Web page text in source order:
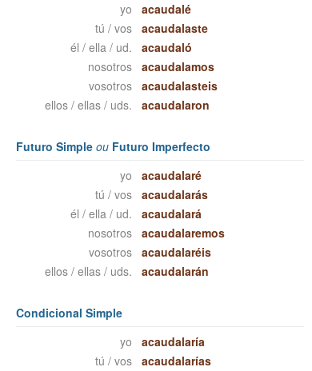
yo
acaudalé
tú / vos
acaudalaste
él / ella / ud.
acaudaló
nosotros
acaudalamos
vosotros
acaudalasteis
ellos / ellas / uds.
acaudalaron
Futuro Simpleou Futuro Imperfecto
yo
acaudalaré
tú / vos
acaudalarás
él / ella / ud.
acaudalará
nosotros
acaudalaremos
vosotros
acaudalaréis
ellos / ellas / uds.
acaudalarán
Condicional Simple
yo
acaudalaría
tú / vos
acaudalarías